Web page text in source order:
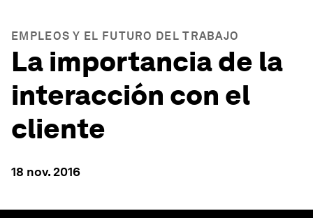
EMPLEOS Y EL FUTURO DEL TRABAJO
La importancia de la
interacción con el
cliente
18 nov. 2016